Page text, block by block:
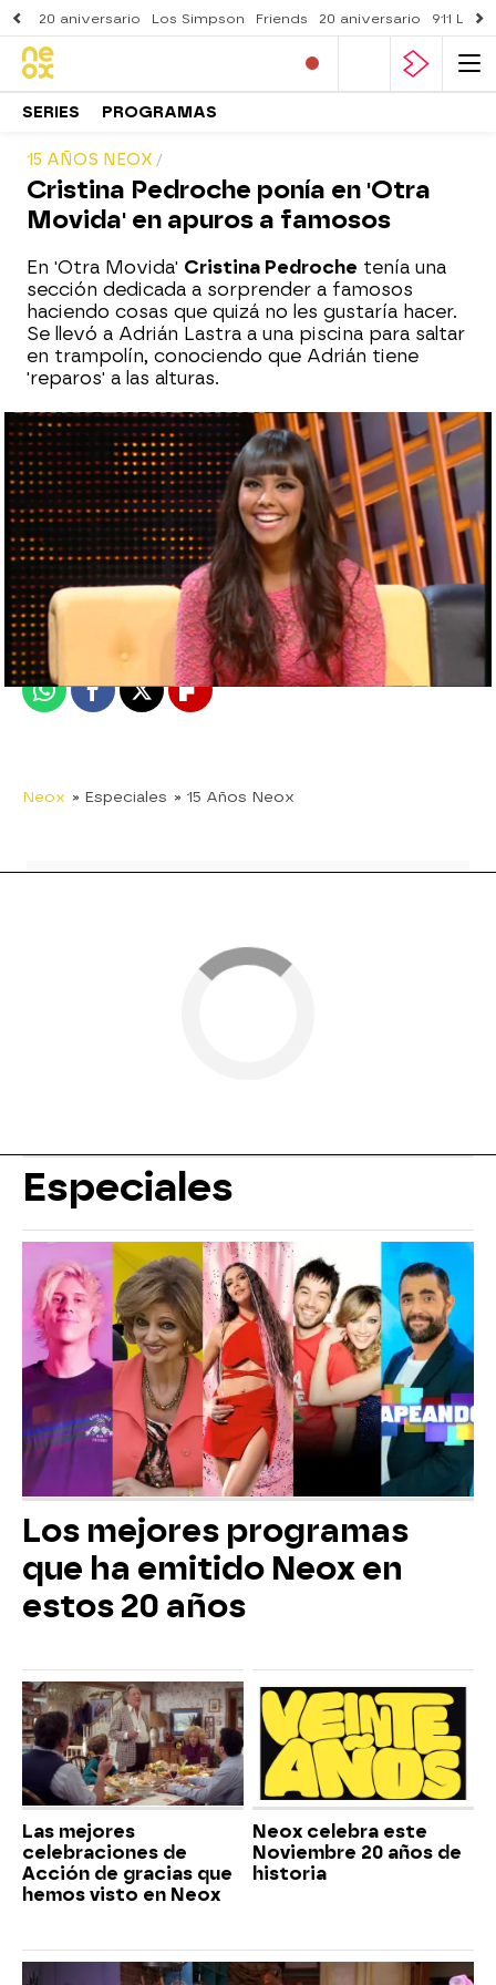
20 aniversario Los Simpson Friends 20 aniversario 911
SERIES PROGRAMAS
15 AÑOS NEOX
Cristina Pedroche ponía en 'Otra
Movida' en apuros a famosos
En 'Otra Movida' Cristina Pedroche tenía una
sección dedicada a sorprender a famosos
haciendo cosas que quizá no les gustaría hacer.
Se llevó a Adrián Lastra a una piscina para saltar
en trampolín, conociendo que Adrián tiene
'reparos' a las alturas.
neox
Madrid
Publicado: 11 de diciembre de 2020, 14:50
WhatsappFacebook
X Flipboard
Neox » Especiales » 15 Años Neox
Especiales
Los mejores programas
que ha emitido Neox en
estos 20 años
Las mejores
celebraciones de
Acción de gracias que
hemos visto en Neox
Neox celebra este
Noviembre 20 años de
historia